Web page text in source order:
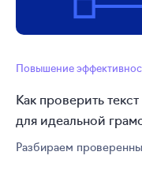
Повышение
Как проверить
для идеальной
Разбираем